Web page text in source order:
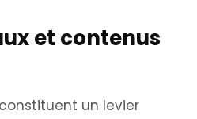
et contenus
constituent un levier